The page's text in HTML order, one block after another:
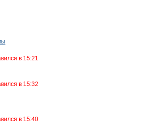
в 15:21
в 15:32
в 15:40